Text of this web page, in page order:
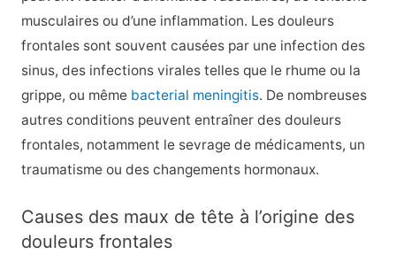
musculaires ou d’une inflammation. Les douleurs
frontales sont souvent causées par une infection des
sinus, des infections virales telles que le rhume ou la
grippe, ou même bacterial meningitis. De nombreuses
autres conditions peuvent entraîner des douleurs
frontales, notamment le sevrage de médicaments, un
traumatisme ou des changements hormonaux.
Causes des maux de tête à l’origine des
douleurs frontales